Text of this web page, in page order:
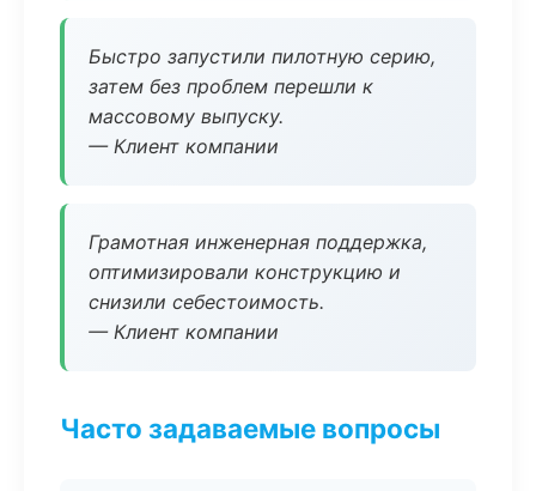
Быстро запустили пилотную серию,
затем без проблем перешли к
массовому выпуску.
— Клиент компании
Грамотная инженерная поддержка,
оптимизировали конструкцию и
снизили себестоимость.
— Клиент компании
Часто задаваемые вопросы